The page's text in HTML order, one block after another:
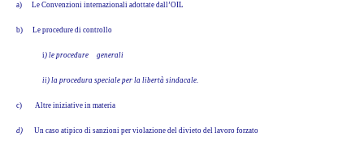
a) Le Convenzioni internazionali adottate dall’OIL
b) Le procedure di controllo
i) le procedure generali
ii) la procedura speciale per la libertà sindacale.
c) Altre iniziative in materia
d) Un caso atipico di sanzioni per violazione del divieto del lavoro forzato